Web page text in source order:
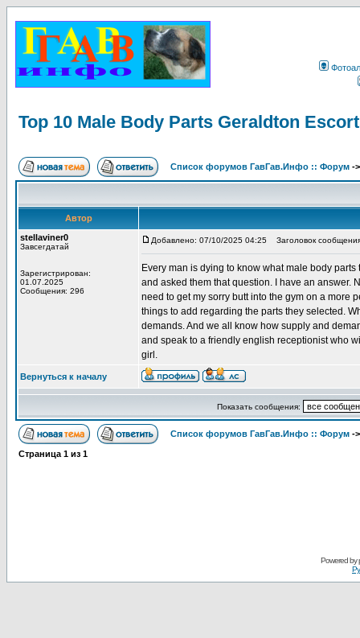
Top 10 Male Body Parts Geraldton
Список форумов ГавГав.Инфо :: Форум -
Автор
stellaviner0
Завсегдатай
Зарегистрирован:
01.07.2025
Сообщения: 296
Добавлено: 07/10/2025 04:25 Заголовок
Every man is dying to know what male body
and asked them that question. I have an answer.
need to get my sorry butt into the gym on a more
things to add regarding the parts they selected.
demands. And we all know how supply and
and speak to a friendly english receptionist who
girl.
Вернуться к началу
Показать сообщения:
Список форумов ГавГав.Инфо :: Форум -
Страница 1 из 1
Powered by